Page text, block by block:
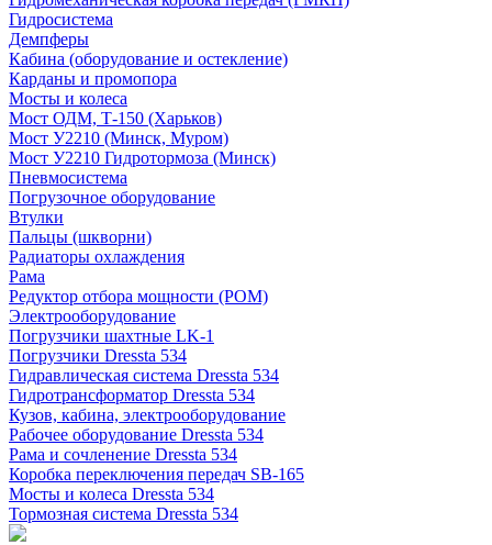
Гидросистема
Демпферы
Кабина (оборудование и остекление)
Карданы и промопора
Мосты и колеса
Мост ОДМ, Т-150 (Харьков)
Мост У2210 (Минск, Муром)
Мост У2210 Гидротормоза (Минск)
Пневмосистема
Погрузочное оборудование
Втулки
Пальцы (шкворни)
Радиаторы охлаждения
Рама
Редуктор отбора мощности (РОМ)
Электрооборудование
Погрузчики шахтные LK-1
Погрузчики Dressta 534
Гидравлическая система Dressta 534
Гидротрансформатор Dressta 534
Кузов, кабина, электрооборудование
Рабочее оборудование Dressta 534
Рама и сочленение Dressta 534
Коробка переключения передач SB-165
Мосты и колеса Dressta 534
Тормозная система Dressta 534